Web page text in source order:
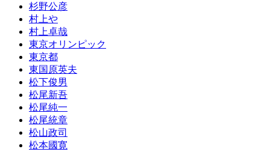
杉野公彦
村上や
村上卓哉
東京オリンピック
東京都
東国原英夫
松下俊男
松尾新吾
松尾純一
松尾統章
松山政司
松本國寛